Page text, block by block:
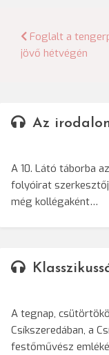
navigáció
Foglalt a
jövő hétvégén
Az
A 10. Látó táborba
folyóirat
még kollégaként…
A tegnap,
Csíkszeredában, a
festőművész